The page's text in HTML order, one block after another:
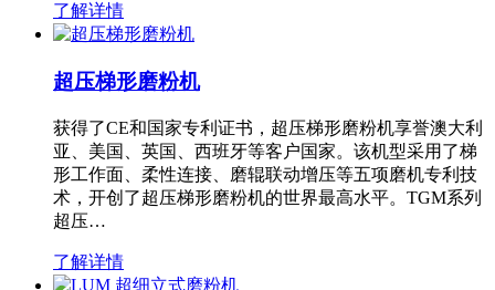
了解详情
超压梯形磨粉机
获得了CE和国家专利证书，超压梯形磨粉机享誉澳大利
亚、美国、英国、西班牙等客户国家。该机型采用了梯
形工作面、柔性连接、磨辊联动增压等五项磨机专利技
术，开创了超压梯形磨粉机的世界最高水平。TGM系列
超压…
了解详情